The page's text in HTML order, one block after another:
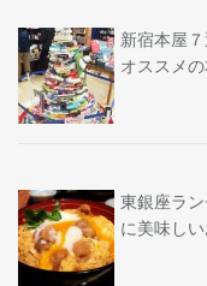
新宿本屋
オススメ
東銀座ラ
に美味し